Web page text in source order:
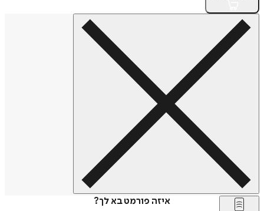
איזה פורמט בא לך?